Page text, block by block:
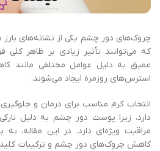
چروک‌های دور چشم یکی از نشانه‌های
که می‌توانند تأثیر زیادی بر ظاهر کلی
عمیق به دلیل عوامل مختلفی مانند
استرس‌های روزمره ایجاد می‌شوند.
انتخاب کرم مناسب برای درمان و
دارد، زیرا پوست دور چشم به دلیل
مراقبت ویژه‌ای دارد. در این مقاله، به
کاهش چروک‌های دور چشم و ترکیبات